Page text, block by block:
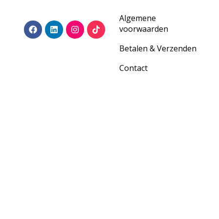
Algemene
voorwaarden
Betalen & Verzenden
Contact